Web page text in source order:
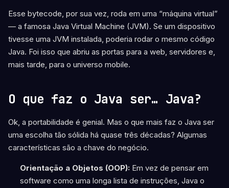
Esse bytecode, por sua vez, roda em uma “máquina virtual”
— a famosa Java Virtual Machine (JVM). Se um dispositivo
tivesse uma JVM instalada, poderia rodar o mesmo código
Java. Foi isso que abriu as portas para a web, servidores e,
mais tarde, para o universo mobile.
O que faz o Java ser… Java?
Ok, a portabilidade é genial. Mas o que mais faz o Java ser
uma escolha tão sólida há quase três décadas? Algumas
características são a chave do negócio.
Orientação a Objetos (OOP):Em vez de pensar em
software como uma longa lista de instruções, Java o